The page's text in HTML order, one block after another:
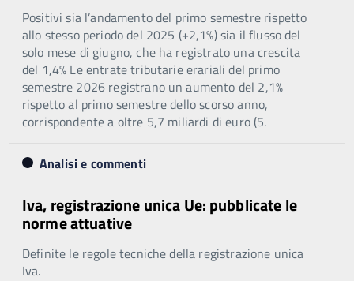
Positivi sia l’andamento del primo semestre rispetto
allo stesso periodo del 2025 (+2,1%) sia il flusso del
solo mese di giugno, che ha registrato una crescita
del 1,4% Le entrate tributarie erariali del primo
semestre 2026 registrano un aumento del 2,1%
rispetto al primo semestre dello scorso anno,
corrispondente a oltre 5,7 miliardi di euro (5.
Analisi e commenti
Iva, registrazione unica Ue: pubblicate le
norme attuative
Definite le regole tecniche della registrazione unica
Iva.